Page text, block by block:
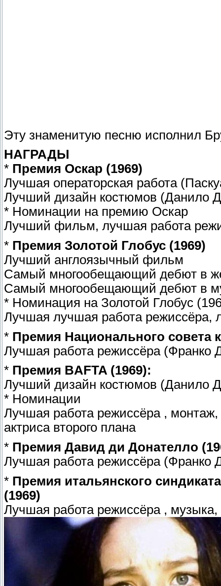
Эту знаменитую песню исполнил
НАГРАДЫ
* Премия Оскар (1969)
Лучшая операторская работа
Лучший дизайн костюмов (Данило
* Номинации на премию Оскар
Лучший фильм, лучшая работа
* Премия Золотой Глобус (1969)
Лучший англоязычный фильм
Самый многообещающий дебют в
Самый многообещающий дебют в
* Номинация на Золотой Глобус
Лучшая лучшая работа режиссёра,
* Премия Национального совета
Лучшая работа режиссёра
* Премия BAFTA (1969):
Лучший дизайн костюмов (Данило
* Номинации
Лучшая работа режиссёра ,
актриса второго плана
* Премия Давид ди Донателло
Лучшая работа режиссёра (Франко
* Премия итальянского
(1969)
Лучшая работа режиссёра ,